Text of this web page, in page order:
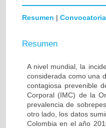
Resumen | Convocatoria
Resumen
A nivel mundial, la
considerada como una
contagiosa prevenible
Corporal (IMC) de la
prevalencia de
otro lado, los datos
Colombia en el año